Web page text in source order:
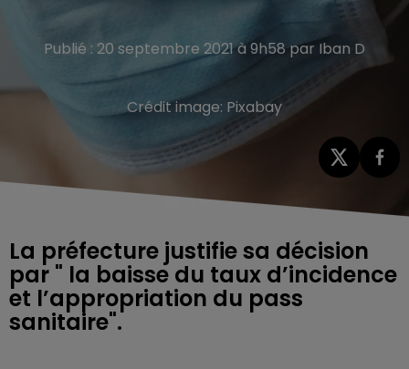
Publié : 20 septembre 2021 à 9h58 par Iban D
Crédit image: Pixabay
La préfecture justifie sa décision
par " la baisse du taux d’incidence
et l’appropriation du pass
sanitaire".